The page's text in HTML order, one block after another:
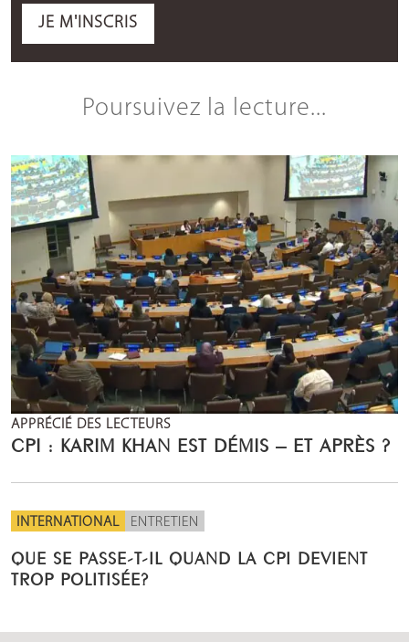
JE M'INSCRIS
Poursuivez la lecture...
APPRÉCIÉ DES LECTEURS
CPI : KARIM KHAN EST DÉMIS – ET APRÈS ?
INTERNATIONAL ENTRETIEN
QUE SE PASSE-T-IL QUAND LA CPI DEVIENT
TROP POLITISÉE?